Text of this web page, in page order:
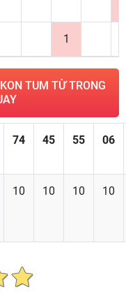
1
TUM TỪ TRONG
74 45 55 06
10 10 10 10